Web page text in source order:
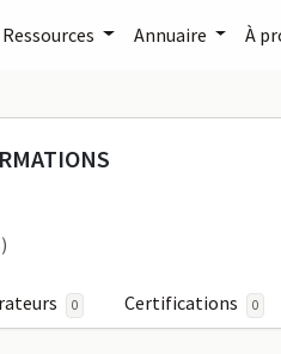
Ressources Annuaire À
- IFP
0 Certifications 0